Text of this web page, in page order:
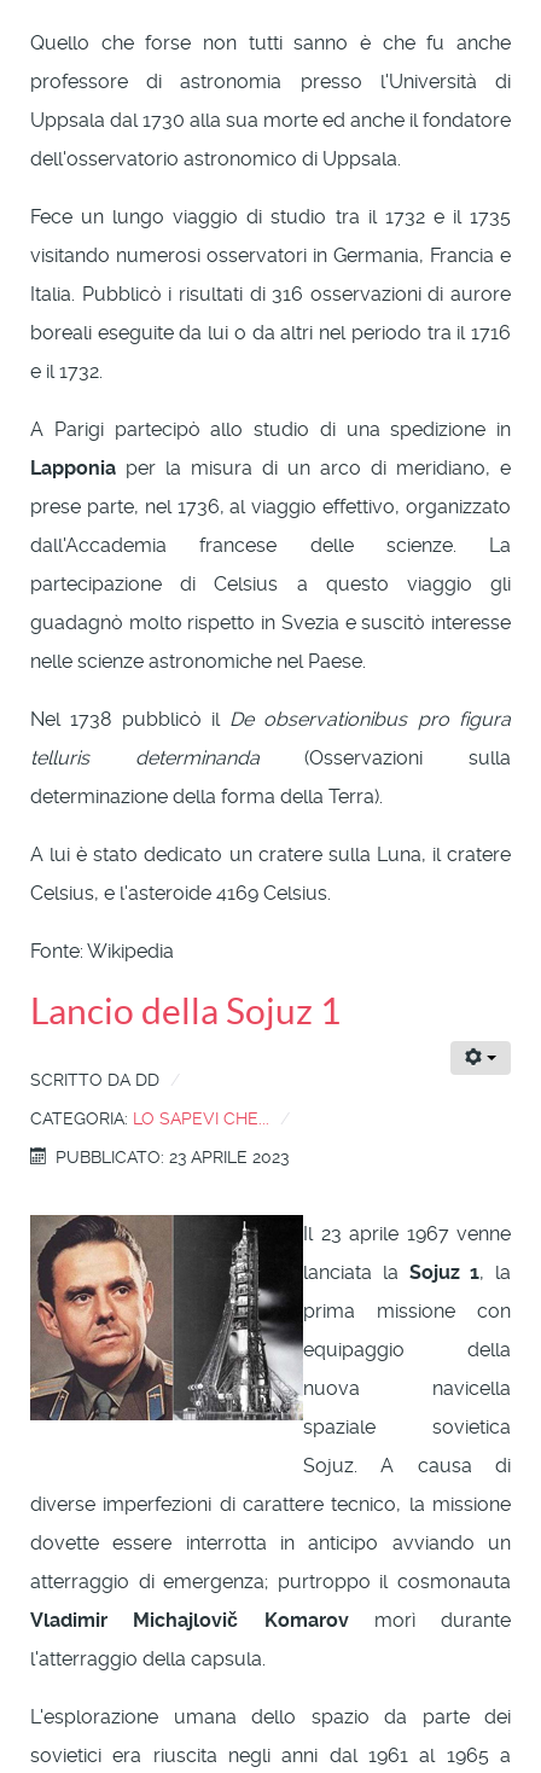
Quello che forse non tutti sanno è che fu anche
professore di astronomia presso l'Università di
Uppsala dal 1730 alla sua morte ed anche il fondatore
dell'osservatorio astronomico di Uppsala.
Fece un lungo viaggio di studio tra il 1732 e il 1735
visitando numerosi osservatori in Germania, Francia e
Italia. Pubblicò i risultati di 316 osservazioni di aurore
boreali eseguite da lui o da altri nel periodo tra il 1716
e il 1732.
A Parigi partecipò allo studio di una spedizione in
Lapponia per la misura di un arco di meridiano, e
prese parte, nel 1736, al viaggio effettivo, organizzato
dall'Accademia francese delle scienze. La
partecipazione di Celsius a questo viaggio gli
guadagnò molto rispetto in Svezia e suscitò interesse
nelle scienze astronomiche nel Paese.
Nel 1738 pubblicò il De observationibus pro figura
telluris determinanda(Osservazioni sulla
determinazione della forma della Terra).
A lui è stato dedicato un cratere sulla Luna, il cratere
Celsius, e l'asteroide 4169 Celsius.
Fonte: Wikipedia
Lancio della Sojuz 1
SCRITTO DA DD
CATEGORIA: LO SAPEVI CHE...
PUBBLICATO: 23 APRILE 2023
Il 23 aprile 1967 venne
lanciata la Sojuz 1, la
prima missione con
equipaggio della
nuova navicella
spaziale sovietica
Sojuz. A causa di
diverse imperfezioni di carattere tecnico, la missione
dovette essere interrotta in anticipo avviando un
atterraggio di emergenza; purtroppo il cosmonauta
Vladimir Michajlovič Komarovmorì durante
l'atterraggio della capsula.
L'esplorazione umana dello spazio da parte dei
sovietici era riuscita negli anni dal 1961 al 1965 a